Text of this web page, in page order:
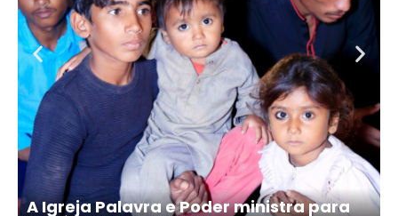
A Igreja Palavra e Poder ministra para